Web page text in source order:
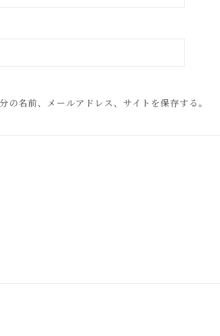
名前、メールアドレス、サイトを保存する。